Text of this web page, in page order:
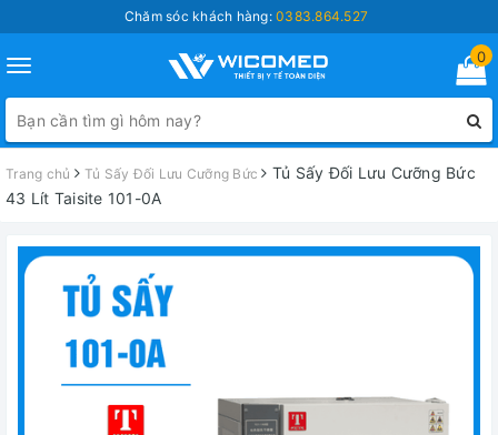
Chăm sóc khách hàng:0383.864.527
Toggle
navigation
0
Trang chủ Tủ Sấy Đối Lưu Cưỡng Bức
Tủ Sấy Đối Lưu Cưỡng Bức
43 Lít Taisite 101-0A